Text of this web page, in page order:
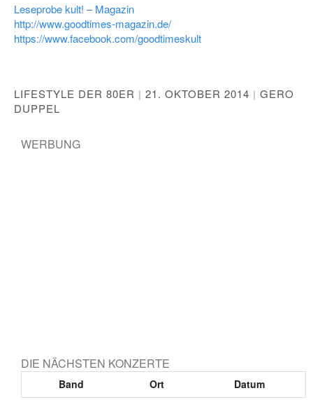
Leseprobe kult! – Magazin
http://www.goodtimes-magazin.de/
https://www.facebook.com/goodtimeskult
LIFESTYLE DER 80ER | 21. OKTOBER 2014 | GERO
DUPPEL
WERBUNG
DIE NÄCHSTEN KONZERTE
Band Ort Datum